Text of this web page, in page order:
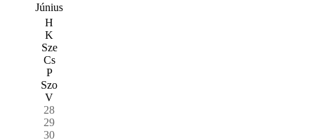
Június
H
K
Sze
Cs
P
Szo
V
28
29
30